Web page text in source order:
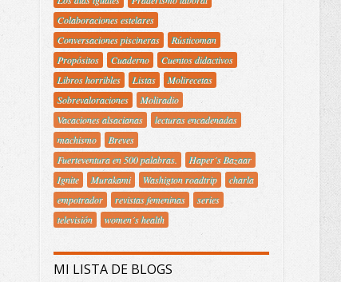
Colaboraciones estelares
Conversaciones piscineras
Rústicoman
Propósitos
Cuaderno
Cuentos didactivos
Libros horribles
Listas
Molirecetas
Sobrevaloraciones
Moliradio
Vacaciones alsacianas
lecturas encadenadas
machismo
Breves
Fuerteventura en 500 palabras.
Haper´s Bazaar
Ignite
Murakami Washigton roadtrip
charla
empotrador
revistas femeninas
series
televisión
women´s health
MI LISTA DE BLOGS